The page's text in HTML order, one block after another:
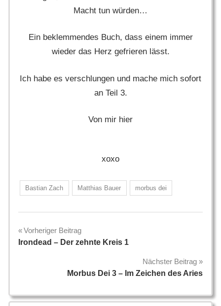
Macht tun würden…
Ein beklemmendes Buch, dass einem immer
wieder das Herz gefrieren lässt.
Ich habe es verschlungen und mache mich sofort
an Teil 3.
Von mir hier
xoxo
Bastian Zach Matthias Bauer morbus dei
Beitragsnavigation
Vorheriger Beitrag
Irondead – Der zehnte Kreis 1
Nächster Beitrag
Morbus Dei 3 – Im Zeichen des Aries